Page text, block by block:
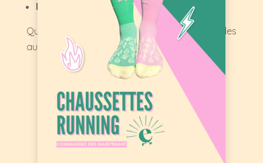
ELLES SONT CANONS ⭐️
Que ce soit pour le 21 mars ou pour tous les
autres jours de l’année :osez dépareiller ! 🧦